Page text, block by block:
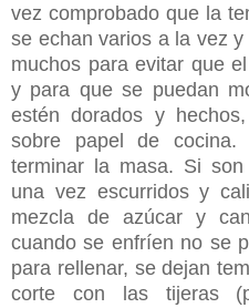
vez comprobado que la
se echan varios a la vez
muchos para evitar que
y para que se puedan
estén dorados y
sobre papel de cocina.
terminar la masa. Si
una vez escurridos y
mezcla de azúcar y
cuando se enfríen no se
para rellenar, se dejan
corte con las tijeras